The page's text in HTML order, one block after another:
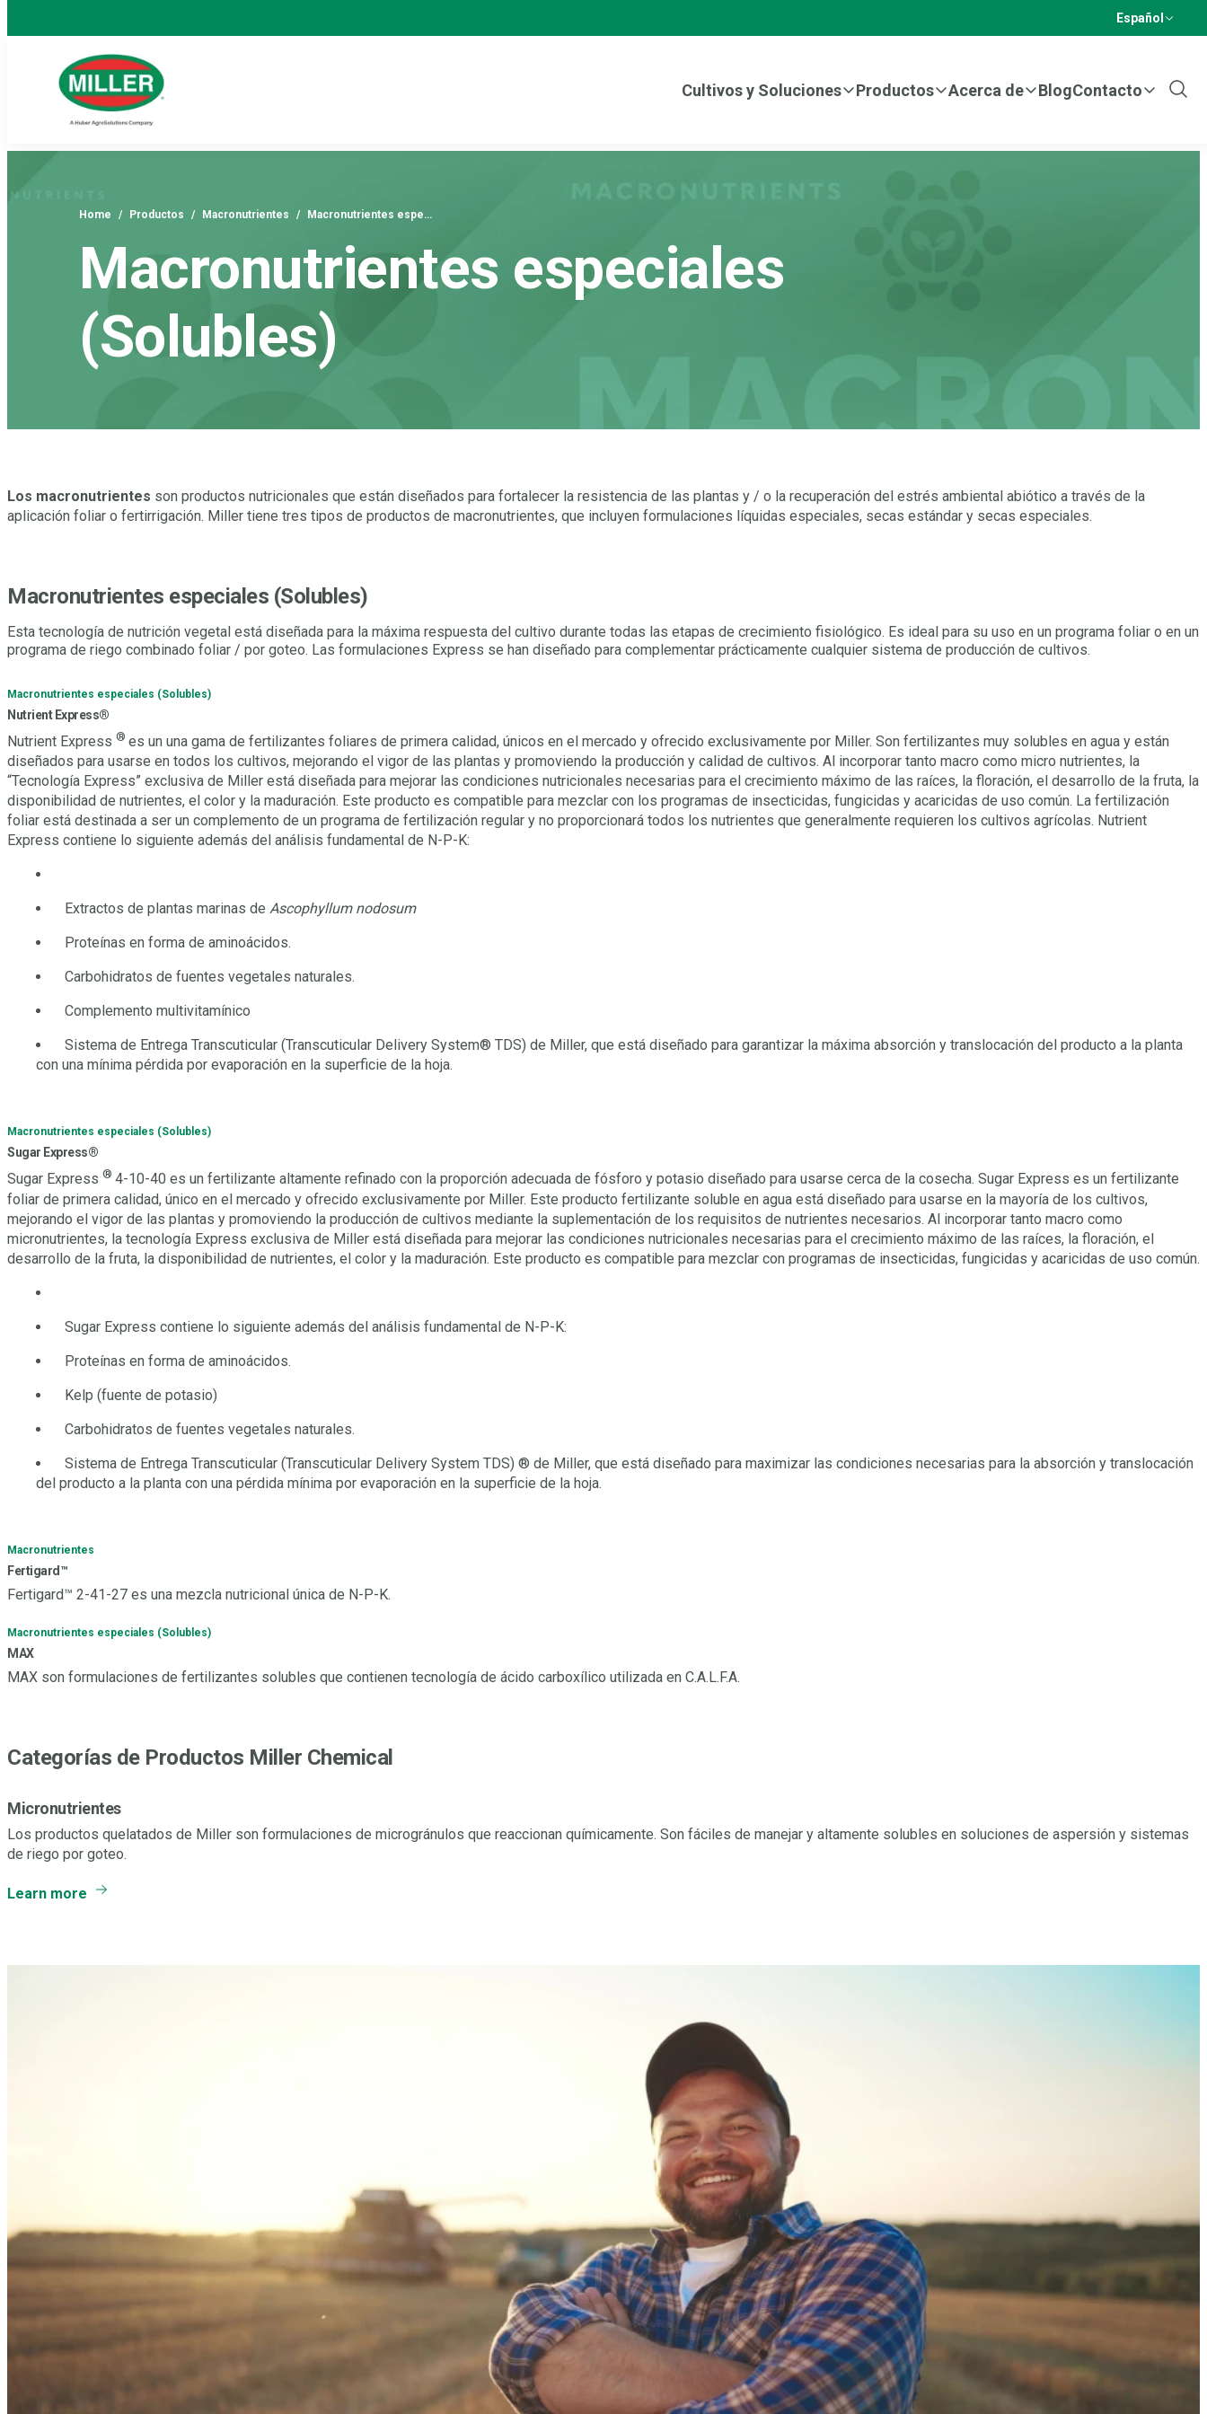
Español
Cultivos y Soluciones Productos Acerca de BlogContacto
Show
Home / Productos / Macronutrientes / Macronutrientes espe…
Macronutrientes especiales
(Solubles)
Los macronutrientes son productos nutricionales que están diseñados para fortalecer la resistencia de las plantas y / o la recuperación del estrés ambiental abiótico a través de la
aplicación foliar o fertirrigación. Miller tiene tres tipos de productos de macronutrientes, que incluyen formulaciones líquidas especiales, secas estándar y secas especiales.
Macronutrientes especiales (Solubles)
Esta tecnología de nutrición vegetal está diseñada para la máxima respuesta del cultivo durante todas las etapas de crecimiento fisiológico. Es ideal para su uso en un programa foliar o en un
programa de riego combinado foliar / por goteo. Las formulaciones Express se han diseñado para complementar prácticamente cualquier sistema de producción de cultivos.
Macronutrientes especiales (Solubles)
Nutrient Express®
Nutrient Express ® es un una gama de fertilizantes foliares de primera calidad, únicos en el mercado y ofrecido exclusivamente por Miller. Son fertilizantes muy solubles en agua y están
diseñados para usarse en todos los cultivos, mejorando el vigor de las plantas y promoviendo la producción y calidad de cultivos. Al incorporar tanto macro como micro nutrientes, la
“Tecnología Express” exclusiva de Miller está diseñada para mejorar las condiciones nutricionales necesarias para el crecimiento máximo de las raíces, la floración, el desarrollo de la fruta, la
disponibilidad de nutrientes, el color y la maduración. Este producto es compatible para mezclar con los programas de insecticidas, fungicidas y acaricidas de uso común. La fertilización
foliar está destinada a ser un complemento de un programa de fertilización regular y no proporcionará todos los nutrientes que generalmente requieren los cultivos agrícolas. Nutrient
Express contiene lo siguiente además del análisis fundamental de N-P-K:
Extractos de plantas marinas de Ascophyllum nodosum
Proteínas en forma de aminoácidos.
Carbohidratos de fuentes vegetales naturales.
Complemento multivitamínico
Sistema de Entrega Transcuticular (Transcuticular Delivery System® TDS) de Miller, que está diseñado para garantizar la máxima absorción y translocación del producto a la planta
con una mínima pérdida por evaporación en la superficie de la hoja.
Macronutrientes especiales (Solubles)
Sugar Express®
Sugar Express ® 4-10-40 es un fertilizante altamente refinado con la proporción adecuada de fósforo y potasio diseñado para usarse cerca de la cosecha. Sugar Express es un fertilizante
foliar de primera calidad, único en el mercado y ofrecido exclusivamente por Miller. Este producto fertilizante soluble en agua está diseñado para usarse en la mayoría de los cultivos,
mejorando el vigor de las plantas y promoviendo la producción de cultivos mediante la suplementación de los requisitos de nutrientes necesarios. Al incorporar tanto macro como
micronutrientes, la tecnología Express exclusiva de Miller está diseñada para mejorar las condiciones nutricionales necesarias para el crecimiento máximo de las raíces, la floración, el
desarrollo de la fruta, la disponibilidad de nutrientes, el color y la maduración. Este producto es compatible para mezclar con programas de insecticidas, fungicidas y acaricidas de uso común.
Sugar Express contiene lo siguiente además del análisis fundamental de N-P-K:
Proteínas en forma de aminoácidos.
Kelp (fuente de potasio)
Carbohidratos de fuentes vegetales naturales.
Sistema de Entrega Transcuticular (Transcuticular Delivery System TDS) ® de Miller, que está diseñado para maximizar las condiciones necesarias para la absorción y translocación
del producto a la planta con una pérdida mínima por evaporación en la superficie de la hoja.
Macronutrientes
Fertigard™
Fertigard™ 2-41-27 es una mezcla nutricional única de N-P-K.
Macronutrientes especiales (Solubles)
MAX
MAX son formulaciones de fertilizantes solubles que contienen tecnología de ácido carboxílico utilizada en C.A.L.F.A.
Categorías de Productos Miller Chemical
Micronutrientes
Los productos quelatados de Miller son formulaciones de microgránulos que reaccionan químicamente. Son fáciles de manejar y altamente solubles en soluciones de aspersión y sistemas
de riego por goteo.
Learn more